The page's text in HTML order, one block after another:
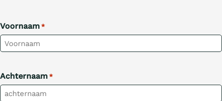
Voornaam *
Achternaam *